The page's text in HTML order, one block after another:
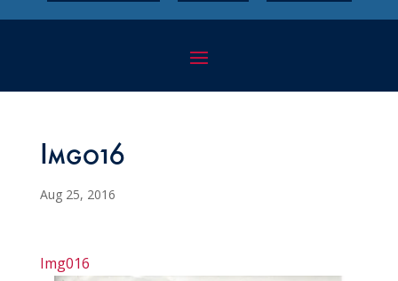
Img016
Aug 25, 2016
Img016